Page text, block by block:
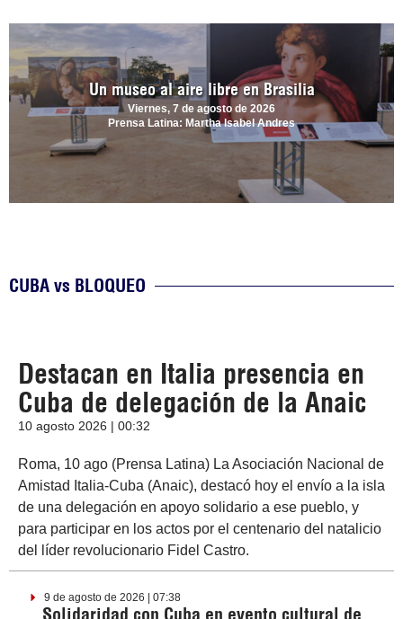
Un museo al aire libre en Brasilia
Viernes, 7 de agosto de 2026
Prensa Latina: Martha Isabel Andres
CUBA vs BLOQUEO
Destacan en Italia presencia en
Cuba de delegación de la Anaic
10 agosto 2026 | 00:32
Roma, 10 ago (Prensa Latina) La Asociación Nacional de
Amistad Italia-Cuba (Anaic), destacó hoy el envío a la isla
de una delegación en apoyo solidario a ese pueblo, y
para participar en los actos por el centenario del natalicio
del líder revolucionario Fidel Castro.
9 de agosto de 2026 | 07:38
Solidaridad con Cuba en evento cultural de